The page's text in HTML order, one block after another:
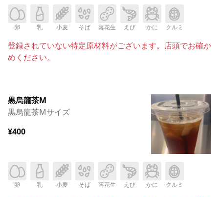
卵 乳 小麦 そば 落花生 えび かに クルミ
登録されていない特定原材料がございます。店頭でお確か
めください。
黒烏龍茶M
黒烏龍茶Mサイズ
¥400
卵 乳 小麦 そば 落花生 えび かに クルミ